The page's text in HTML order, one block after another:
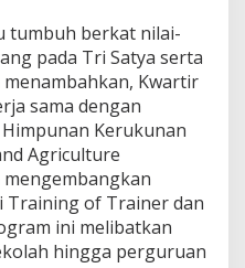
tumbuh berkat nilai-
pada Tri Satya serta
menambahkan, Kwartir
sama dengan
Kerukunan
Agriculture
mengembangkan
of Trainer dan
ini melibatkan
hingga perguruan